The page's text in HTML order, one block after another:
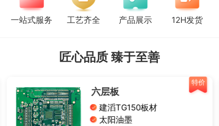
一站式服务 工艺齐全 产品展示 12H发货
匠心品质 臻于至善
特价
六层板
建滔TG150板材
太阳油墨